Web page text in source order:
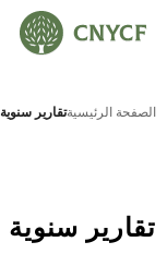
الصفحة الرئيسيةتقارير سنوية
تقارير سنوية